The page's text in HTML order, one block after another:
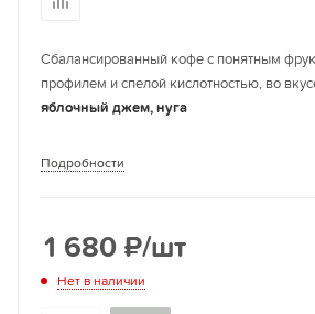
Сбалансированный кофе с понятным
профилем и спелой кислотностью, во
яблочный джем, нуга
Подробности
1 680 ₽/шт
Нет в наличии